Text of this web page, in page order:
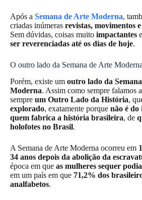
Após a Semana de Arte Moderna,
criadas inúmeras revistas, movimentos
Sem dúvidas, coisas muito impactantes
ser reverenciadas até os dias de hoje.
O outro lado da Semana de Arte Moderna
Porém, existe um outro lado da
Moderna. Assim como sempre falamos
sempre um Outro Lado da História,
explorado, exatamente porque não é do
quem fabrica a história brasileira, de
holofotes no Brasil.
A Semana de Arte Moderna ocorreu em
34 anos depois da abolição da
época em que as mulheres sequer
em um país em que 71,2% dos
analfabetos.